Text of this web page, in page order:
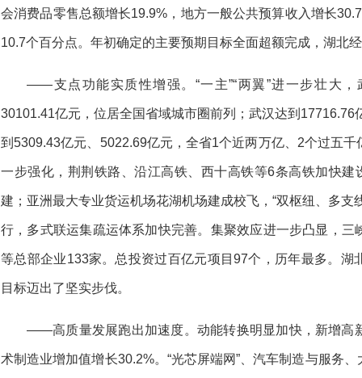
会消费品零售总额增长19.9%，地方一般公共预算收入增长
10.7个百分点。年初确定的主要预期目标全面超额完成，湖北
——支点功能实质性增强。“一主”“两翼”进一步壮大
30101.41亿元，位居全国省域城市圈前列；武汉达到
到5309.43亿元、5022.69亿元，全省1个近两万亿、2个过五
一步强化，荆荆铁路、沿江高铁、西十高铁等6条高铁加快建
建；亚洲最大专业货运机场花湖机场建成校飞，“双枢纽、多支
行，多式联运集疏运体系加快完善。集聚效应进一步凸显，
等总部企业133家。总投资过百亿元项目97个，历年最多。湖
目标迈出了坚实步伐。
——高质量发展跑出加速度。动能转换明显加快，新增高
术制造业增加值增长30.2%。“光芯屏端网”、汽车制造与服务